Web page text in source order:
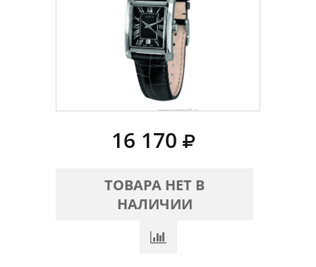
16 170
ТОВАРА НЕТ В
НАЛИЧИИ